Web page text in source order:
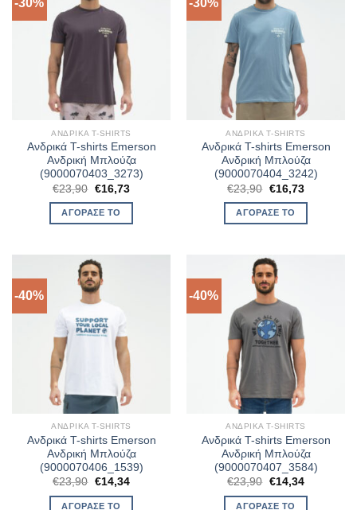
ΑΝΔΡΙΚΆ T-SHIRTS
Ανδρικά T-shirts Emerson
Ανδρική Μπλούζα
(9000070403_3273)
€23,90 Original
price
was:
€23,90.
€16,73Η
ΑΓΌΡΑΣΈ ΤΟ
ΑΝΔΡΙΚΆ T-SHIRTS
Ανδρικά T-shirts Emerson
Ανδρική Μπλούζα
(9000070404_3242)
€23,90 Original
price
was:
€23,90.
€16,73Η
ΑΓΌΡΑΣΈ ΤΟ
-40%
ΑΝΔΡΙΚΆ T-SHIRTS
Ανδρικά T-shirts Emerson
Ανδρική Μπλούζα
(9000070406_1539)
€23,90 Original
was:
€14,34Η
ΑΓΌΡΑΣΈ ΤΟ
-40%
ΑΝΔΡΙΚΆ T-SHIRTS
Ανδρικά T-shirts Emerson
Ανδρική Μπλούζα
(9000070407_3584)
€23,90 Original
was:
€14,34Η
ΑΓΌΡΑΣΈ ΤΟ